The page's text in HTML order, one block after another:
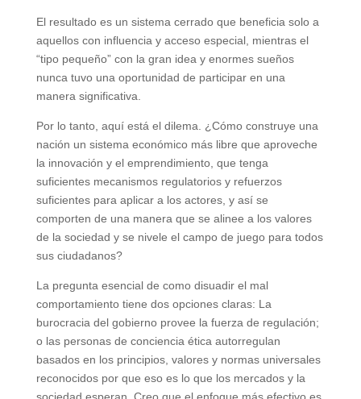
El resultado es un sistema cerrado que beneficia solo a
aquellos con influencia y acceso especial, mientras el
“tipo pequeño” con la gran idea y enormes sueños
nunca tuvo una oportunidad de participar en una
manera significativa.
Por lo tanto, aquí está el dilema. ¿Cómo construye una
nación un sistema económico más libre que aproveche
la innovación y el emprendimiento, que tenga
suficientes mecanismos regulatorios y refuerzos
suficientes para aplicar a los actores, y así se
comporten de una manera que se alinee a los valores
de la sociedad y se nivele el campo de juego para todos
sus ciudadanos?
La pregunta esencial de como disuadir el mal
comportamiento tiene dos opciones claras: La
burocracia del gobierno provee la fuerza de regulación;
o las personas de conciencia ética autorregulan
basados en los principios, valores y normas universales
reconocidos por que eso es lo que los mercados y la